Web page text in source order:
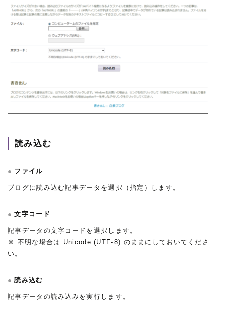
読み込む
ファイル
ブログに読み込む記事データを選択（指定）します。
文字コード
記事データの文字コードを選択します。
※ 不明な場合は Unicode (UTF-8) のままにしておいてくださ
い。
読み込む
記事データの読み込みを実行します。